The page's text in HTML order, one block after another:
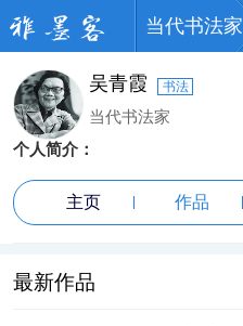
当代书法家
吴青霞 书法
当代书法家
个人简介：
主页 作品
最新作品